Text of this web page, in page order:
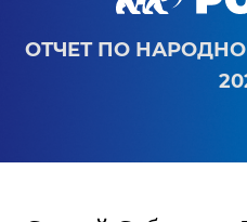
ОТЧЕТ ПО